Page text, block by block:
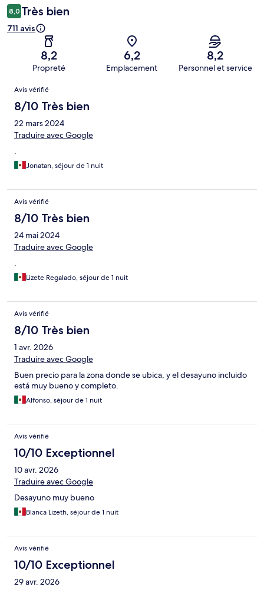
8,0 Très bien
711 avis
8,2
Propreté
6,2
Emplacement
8,2
Personnel et service
Avis
Avis vérifié
8/10 Très bien
22 mars 2024
Traduire avec Google
.
Jonatan, séjour de 1 nuit
Avis vérifié
8/10 Très bien
24 mai 2024
Traduire avec Google
.
Lizete Regalado, séjour de 1 nuit
Avis vérifié
8/10 Très bien
1 avr. 2026
Traduire avec Google
Buen precio para la zona donde se ubica, y el desayuno incluido
está muy bueno y completo.
Alfonso, séjour de 1 nuit
Avis vérifié
10/10 Exceptionnel
10 avr. 2026
Traduire avec Google
Desayuno muy bueno
Blanca Lizeth, séjour de 1 nuit
Avis vérifié
10/10 Exceptionnel
29 avr. 2026